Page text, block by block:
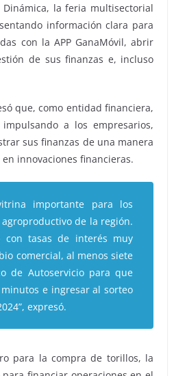
la feria multisectorial
información clara para
con la APP GanaMóvil, abrir
de sus finanzas e, incluso
que, como entidad financiera,
a los empresarios,
sus finanzas de una manera
innovaciones financieras.
importante para los
de la región.
con tasas de interés muy
comercial, al menos siete
de Autoservicio para que
e ingresar al sorteo
expresó.
para la compra de torillos, la